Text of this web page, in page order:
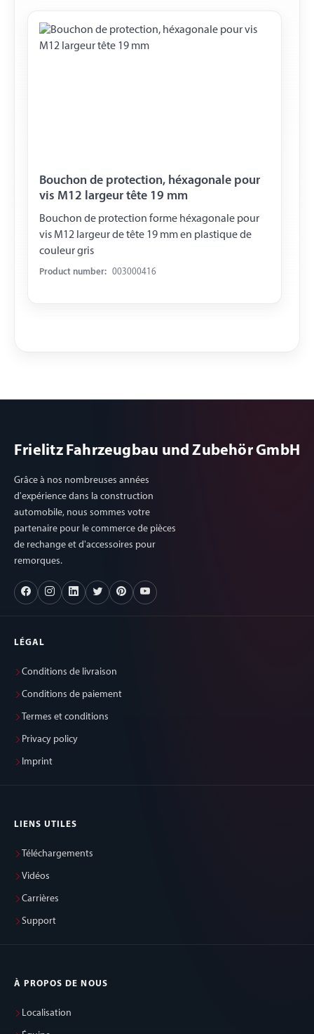
Bouchon de protection, héxagonale pour
vis M12 largeur tête 19 mm
Bouchon de protection forme héxagonale pour
vis M12 largeur de tête 19 mm en plastique de
couleur gris
Product number: 003000416
Frielitz Fahrzeugbau und Zubehör GmbH
Grâce à nos nombreuses années
d'expérience dans la construction
automobile, nous sommes votre
partenaire pour le commerce de pièces
de rechange et d'accessoires pour
remorques.
LÉGAL
Conditions de livraison
Conditions de paiement
Termes et conditions
Privacy policy
Imprint
LIENS UTILES
Téléchargements
Vidéos
Carrières
Support
À PROPOS DE NOUS
Localisation